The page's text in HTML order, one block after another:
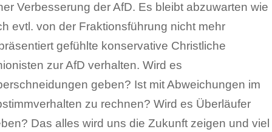
Verbesserung der AfD. Es bleibt abzuwarten wie
evtl. von der Fraktionsführung nicht mehr
gefühlte konservative Christliche
zur AfD verhalten. Wird es
geben? Ist mit Abweichungen im
zu rechnen? Wird es Überläufer
Das alles wird uns die Zukunft zeigen und viel